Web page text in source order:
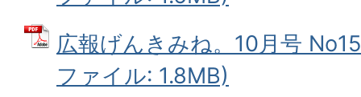
広報げんきみね。10月号
ファイル: 1.8MB)